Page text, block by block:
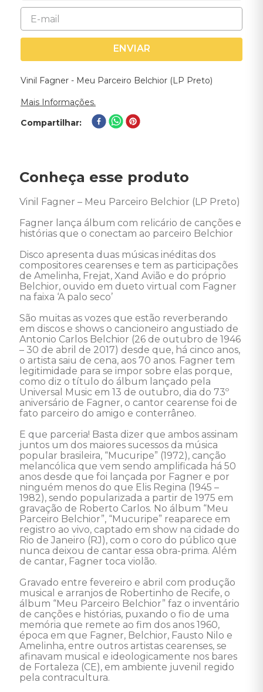
ENVIAR
Vinil Fagner - Meu Parceiro Belchior (LP Preto)
Mais Informações.
Compartilhar
Conheça esse produto
Vinil Fagner – Meu Parceiro Belchior (LP Preto)
Fagner lança álbum com relicário de canções e
histórias que o conectam ao parceiro Belchior
Disco apresenta duas músicas inéditas dos
compositores cearenses e tem as participações
de Amelinha, Frejat, Xand Avião e do próprio
Belchior, ouvido em dueto virtual com Fagner
na faixa ‘A palo seco’
São muitas as vozes que estão reverberando
em discos e shows o cancioneiro angustiado de
Antonio Carlos Belchior (26 de outubro de 1946
– 30 de abril de 2017) desde que, há cinco anos,
o artista saiu de cena, aos 70 anos. Fagner tem
legitimidade para se impor sobre elas porque,
como diz o título do álbum lançado pela
Universal Music em 13 de outubro, dia do 73º
aniversário de Fagner, o cantor cearense foi de
fato parceiro do amigo e conterrâneo.
E que parceria! Basta dizer que ambos assinam
juntos um dos maiores sucessos da música
popular brasileira, “Mucuripe” (1972), canção
melancólica que vem sendo amplificada há 50
anos desde que foi lançada por Fagner e por
ninguém menos do que Elis Regina (1945 –
1982), sendo popularizada a partir de 1975 em
gravação de Roberto Carlos. No álbum “Meu
Parceiro Belchior”, “Mucuripe” reaparece em
registro ao vivo, captado em show na cidade do
Rio de Janeiro (RJ), com o coro do público que
nunca deixou de cantar essa obra-prima. Além
de cantar, Fagner toca violão.
Gravado entre fevereiro e abril com produção
musical e arranjos de Robertinho de Recife, o
álbum “Meu Parceiro Belchior” faz o inventário
de canções e histórias, puxando o fio de uma
memória que remete ao fim dos anos 1960,
época em que Fagner, Belchior, Fausto Nilo e
Amelinha, entre outros artistas cearenses, se
afinavam musical e ideologicamente nos bares
de Fortaleza (CE), em ambiente juvenil regido
pela contracultura.